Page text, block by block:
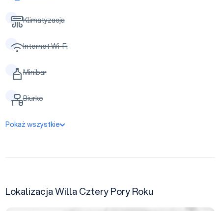
Klimatyzacja
Internet Wi-Fi
Minibar
Biurko
Pokaż wszystkie
Lokalizacja Willa Cztery Pory Roku